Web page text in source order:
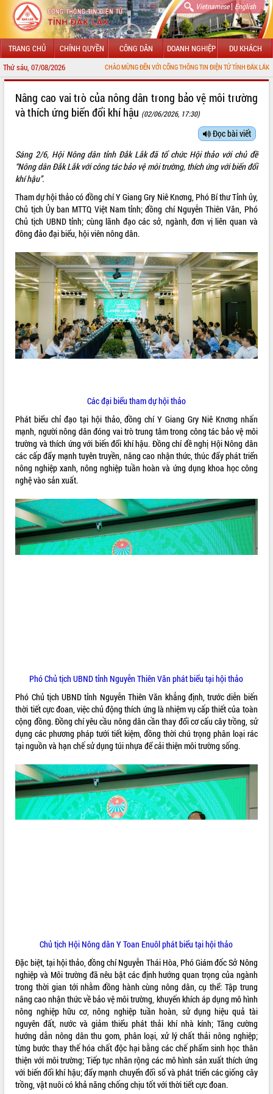
Vietnamese| English
TRANG CHỦ CHÍNH QUYỀN CÔNG DÂN DOANH NGHIỆP DU KHÁCH
Thứ sáu, 07/08/2026 CHÀO MỪNG ĐẾN VỚI CỔNG THÔNG TIN ĐIỆN TỬ TỈNH ĐẮK LẮK
LÃNH ĐẠO UBND TỈNH
SỞ, BAN, NGÀNH
THÔNG TIN CHỈ ĐẠO ĐIỀU HÀNH
HỆ THỐNG VĂN BẢN
VĂN BẢN HĐND TỈNH
ĐIỂM TIN VĂN BẢN
QUY HOẠCH - KẾ HOẠCH
UBND tỉnh Đắk Lắk triển khai nhiệm
vụ 6 tháng cuối năm 2026
Kỳ họp thứ Hai, Hội đồng nhân dân
tỉnh khóa XI quyết nghị nhiều nội dung
quan trọng
Bí thư Tỉnh ủy Lương Nguyễn Minh
Triết thăm, tặng quà người có công với
cách mạng
Rà soát, hoàn thiện hệ thống thiết chế
văn hóa, thể thao đáp ứng yêu cầu
phát triển mới
Thường trực HĐND tỉnh Đắk Lắk gặp
trường Nguyễn Hoàng Hiệp khảo sát
vùng trồng và doanh nghiệp đóng gói
sầu riêng tại Đắk Lắk
Trình diễn nghệ thuật chế biến các
món ăn từ sầu riêng
Đắk Lắk công bố Quy hoạch và xúc
tiến đầu tư tỉnh
Ngành cá ngừ Đắk Lắk chủ động thích
ứng để giữ vững thị trường xuất khẩu
Diễn đàn Kinh tế tư nhân Việt Nam đột
phá cơ chế - Hợp tác công tư
Đề án 06 tạo bước ngoặt đột phá trong
ALBUM ẢNH
LIÊN KẾT WEB
Nâng cao vai trò của nông dân trong bảo vệ môi trường
và thích ứng biến đổi khí hậu (02/06/2026, 17:30)
Đọc bài viết
Sáng 2/6, Hội Nông dân tỉnh Đắk Lắk đã tổ chức Hội thảo với chủ đề
“Nông dân Đắk Lắk với công tác bảo vệ môi trường, thích ứng với biến đổi
khí hậu”.
Tham dự hội thảo có đồng chí Y Giang Gry Niê Knơng, Phó Bí thư Tỉnh ủy,
Chủ tịch Ủy ban MTTQ Việt Nam tỉnh; đồng chí Nguyễn Thiên Văn, Phó
Chủ tịch UBND tỉnh; cùng lãnh đạo các sở, ngành, đơn vị liên quan và
đông đảo đại biểu, hội viên nông dân.
Các đại biểu tham dự hội thảo
Phát biểu chỉ đạo tại hội thảo, đồng chí Y Giang Gry Niê Knơng nhấn
mạnh, người nông dân đóng vai trò trung tâm trong công tác bảo vệ môi
trường và thích ứng với biến đổi khí hậu. Đồng chí đề nghị Hội Nông dân
các cấp đẩy mạnh tuyên truyền, nâng cao nhận thức, thúc đẩy phát triển
nông nghiệp xanh, nông nghiệp tuần hoàn và ứng dụng khoa học công
nghệ vào sản xuất.
Phó Chủ tịch UBND tỉnh Nguyễn Thiên Văn phát biểu tại hội thảo
Phó Chủ tịch UBND tỉnh Nguyễn Thiên Văn khẳng định, trước diễn biến
thời tiết cực đoan, việc chủ động thích ứng là nhiệm vụ cấp thiết của toàn
cộng đồng. Đồng chí yêu cầu nông dân cần thay đổi cơ cấu cây trồng, sử
dụng các phương pháp tưới tiết kiệm, đồng thời chú trọng phân loại rác
tại nguồn và hạn chế sử dụng túi nhựa để cải thiện môi trường sống.
Chủ tịch Hội Nông dân Y Toan Enuôl phát biểu tại hội thảo
Đặc biệt, tại hội thảo, đồng chí Nguyễn Thái Hòa, Phó Giám đốc Sở Nông
nghiệp và Môi trường đã nêu bật các định hướng quan trọng của ngành
trong thời gian tới nhằm đồng hành cùng nông dân, cụ thể: Tập trung
nâng cao nhận thức về bảo vệ môi trường, khuyến khích áp dụng mô hình
nông nghiệp hữu cơ, nông nghiệp tuần hoàn, sử dụng hiệu quả tài
nguyên đất, nước và giảm thiểu phát thải khí nhà kính; Tăng cường
hướng dẫn nông dân thu gom, phân loại, xử lý chất thải nông nghiệp;
từng bước thay thế hóa chất độc hại bằng các chế phẩm sinh học thân
thiện với môi trường; Tiếp tục nhân rộng các mô hình sản xuất thích ứng
với biến đổi khí hậu; đẩy mạnh chuyển đổi số và phát triển các giống cây
trồng, vật nuôi có khả năng chống chịu tốt với thời tiết cực đoan.